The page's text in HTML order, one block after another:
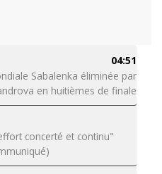
04:51
Sabalenka éliminée par
en huitièmes de finale
concerté et continu"